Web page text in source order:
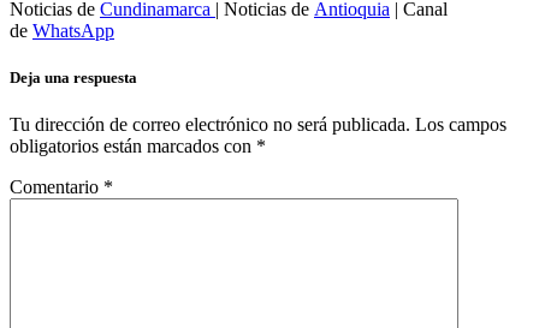
Noticias de Cundinamarca | Noticias de Antioquia | Canal
de WhatsApp
Deja una respuesta
Tu dirección de correo electrónico no será publicada. Los campos
obligatorios están marcados con *
Comentario *